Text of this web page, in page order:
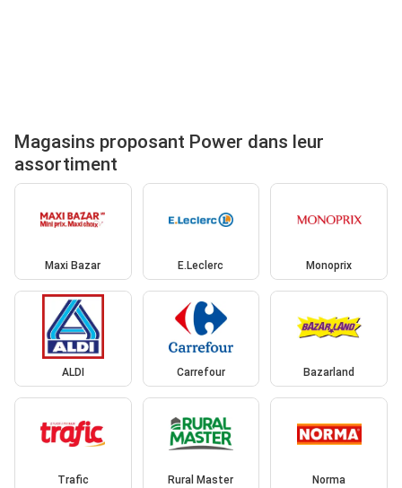
Magasins proposant Power dans leur
assortiment
Maxi Bazar E.Leclerc Monoprix
ALDI Carrefour Bazarland
Trafic Rural Master Norma